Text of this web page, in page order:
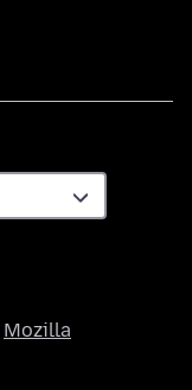
Mozilla